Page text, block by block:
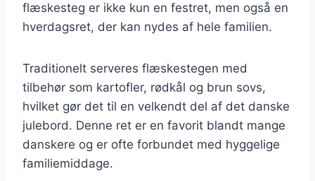
flæskesteg er ikke kun en festret, men også en
hverdagsret, der kan nydes af hele familien.
Traditionelt serveres flæskestegen med
tilbehør som kartofler, rødkål og brun sovs,
hvilket gør det til en velkendt del af det danske
julebord. Denne ret er en favorit blandt mange
danskere og er ofte forbundet med hyggelige
familiemiddage.